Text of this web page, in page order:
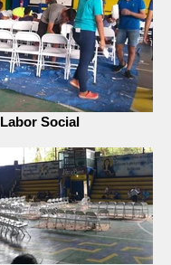
Labor Social